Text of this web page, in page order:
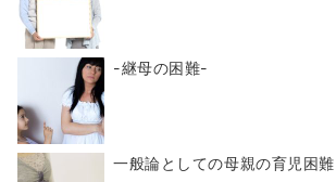
-継母の困難-
一般論としての母親の育児困